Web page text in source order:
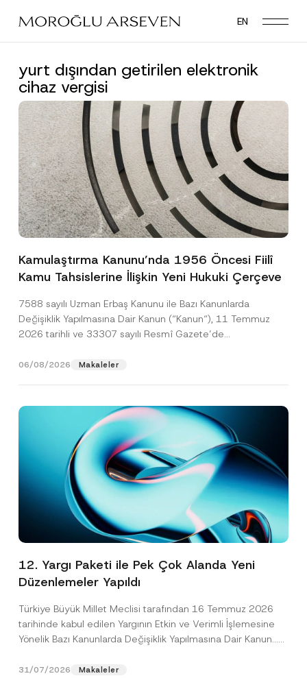
main
EN
yurt dışından getirilen elektronik
cihaz vergisi
Kamulaştırma Kanunu’nda 1956 Öncesi Fiilî
Kamu Tahsislerine İlişkin Yeni Hukuki Çerçeve
7588 sayılı Uzman Erbaş Kanunu ile Bazı Kanunlarda
Değişiklik Yapılmasına Dair Kanun (“Kanun“), 11 Temmuz
2026 tarihli ve 33307 sayılı Resmî Gazete’de
06/08/2026 Makaleler
12. Yargı Paketi ile Pek Çok Alanda Yeni
Düzenlemeler Yapıldı
Türkiye Büyük Millet Meclisi tarafından 16 Temmuz 2026
tarihinde kabul edilen Yargının Etkin ve Verimli İşlemesine
Yönelik Bazı Kanunlarda Değişiklik Yapılmasına Dair Kanun...
31/07/2026 Makaleler